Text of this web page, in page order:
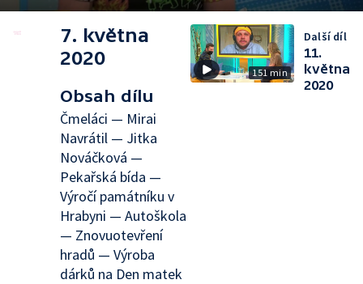
7. května
2020
Obsah dílu
Čmeláci — Mirai
Navrátil — Jitka
Nováčková —
Pekařská bída —
Výročí památníku v
Hrabyni — Autoškola
— Znovuotevření
hradů — Výroba
dárků na Den matek
151 min
Další díl
11.
května
2020